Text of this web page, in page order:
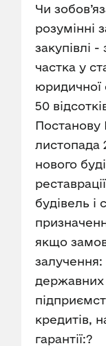
Чи
розумінні
закупівлі
частка у
юридичної
50
Постанову
листопада
нового
будівель і
якщо
державних
кредитів,
гарантії:?